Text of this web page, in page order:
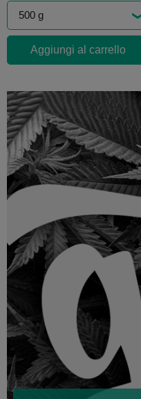
Aggiungi al carrello